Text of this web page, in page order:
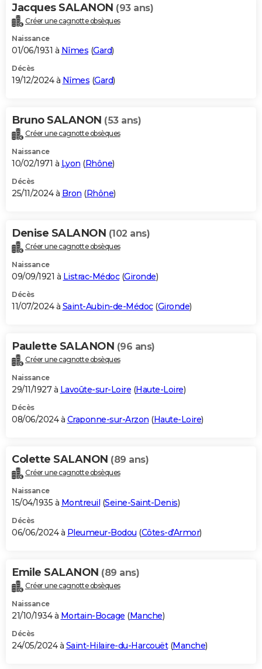
Jacques SALANON (93 ans)
Créer une cagnotte obsèques
Naissance
01/06/1931 à Nîmes (Gard)
Décès
19/12/2024 à Nîmes (Gard)
Bruno SALANON (53 ans)
Créer une cagnotte obsèques
Naissance
10/02/1971 à Lyon (Rhône)
Décès
25/11/2024 à Bron (Rhône)
Denise SALANON (102 ans)
Créer une cagnotte obsèques
Naissance
09/09/1921 à Listrac-Médoc(Gironde)
Décès
11/07/2024 à Saint-Aubin-de-Médoc(Gironde)
Paulette SALANON (96 ans)
Créer une cagnotte obsèques
Naissance
29/11/1927 à Lavoûte-sur-Loire (Haute-Loire)
Décès
08/06/2024 à Craponne-sur-Arzon (Haute-Loire)
Colette SALANON (89 ans)
Créer une cagnotte obsèques
Naissance
15/04/1935 à Montreuil (Seine-Saint-Denis)
Décès
06/06/2024 à Pleumeur-Bodou (Côtes-d'Armor)
Emile SALANON (89 ans)
Créer une cagnotte obsèques
Naissance
21/10/1934 à Mortain-Bocage (Manche)
Décès
24/05/2024 à Saint-Hilaire-du-Harcouët(Manche)